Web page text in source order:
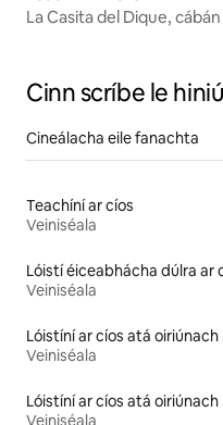
La Casita del Dique,
Cinn scríbe le
Cineálacha eile fanachta
Teachíní ar cíos
Veiniséala
Veiniséala
Veiniséala
Veiniséala